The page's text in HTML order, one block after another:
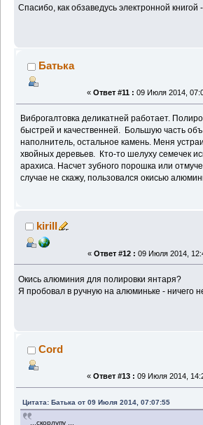
Спасибо, как обзаведусь электронной книгой
Батька
« Ответ #11 : 09 Июля 2014,
Виброгалтовка деликатней работает.
быстрей и качественней. Большую часть
наполнитель, остальное камень. Меня
хвойных деревьев. Кто-то шелуху семечек
арахиса. Насчет зубного порошка или
случае не скажу, пользовался окисью
kirill
« Ответ #12 : 09 Июля 2014,
Окись алюминия для полировки янтаря?
Я пробовал в ручную на алюминьке - ничего
Cord
« Ответ #13 : 09 Июля 2014,
Цитата: Батька от 09 Июля 2014, 07:07:55
...скорлупу ...